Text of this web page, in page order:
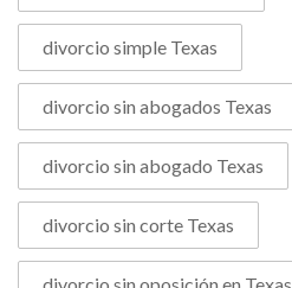
divorcio simple Texas
divorcio sin abogados Texas
divorcio sin abogado Texas
divorcio sin corte Texas
divorcio sin oposición en Texas